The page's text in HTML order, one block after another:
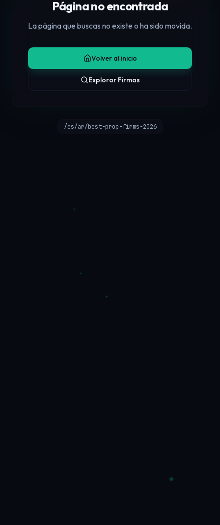
Página no encontrada
La página que buscas no existe o ha sido movida.
Volver al inicio
Explorar Firmas
/es/ar/best-prop-firms-2026